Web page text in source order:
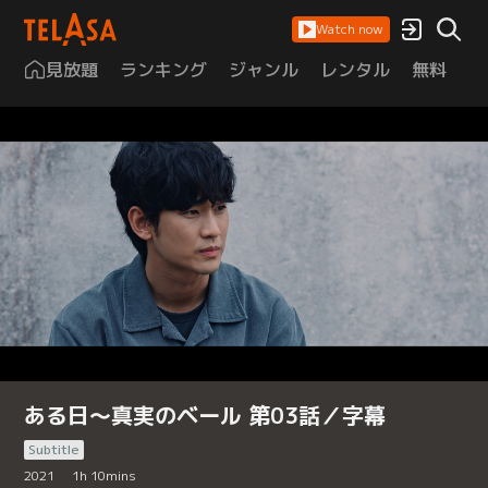
Watch now
見放題 ランキング ジャンル レンタル 無料
ある日～真実のベール 第03話／字幕
Subtitle
2021
1h 10mins